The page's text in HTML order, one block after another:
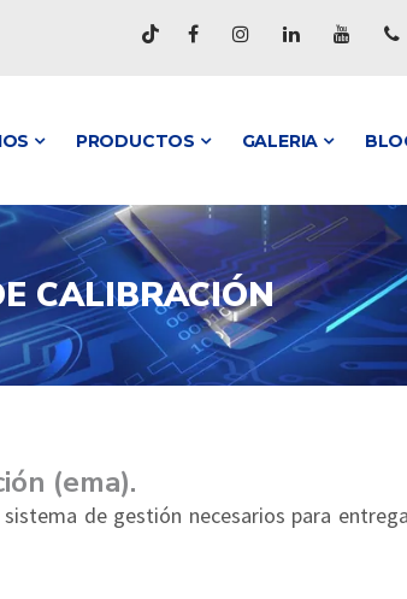
PRODUCTOS GALERIA
CALIBRACIÓN
(ema).
de gestión necesarios para